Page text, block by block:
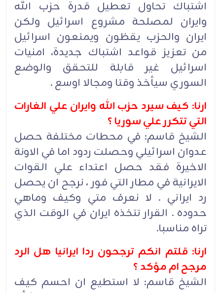
اشتباك تحاول تعطيل قدرة حزب الله
وايران لمصلحة مشروع اسرائيل ولكن
ايران والحزب يقظون ويمنعون اسرائيل
من تعزيز قواعد اشتباك جديدة، امنيات
اسرائيل غير قابلة للتحقق والوضع
السوري سيأخذ وقتا ومجالا اوسع .
ارنا: كيف سيرد حزب الله وايران علي الغارات
التي تتكرر علي سوريا ؟
الشيخ قاسم: في محطات مختلفة حصل
عدوان اسرائيلي وحصلت ردود اما في الاونة
الاخيرة فقد حصل اعتداء علي القوات
الايرانية في مطار التي فور ، نرجح ان يحصل
رد ايراني . لا نعرف متي وكيف وماهي
حدوده . القرار تتخذه ايران في الوقت الذي
تراه مناسبا.
ارنا: قلتم انكم ترجحون ردا ايرانيا هل الرد
مرجح ام مؤكد ؟
الشيخ قاسم: لا استطيع ان احسم كيف